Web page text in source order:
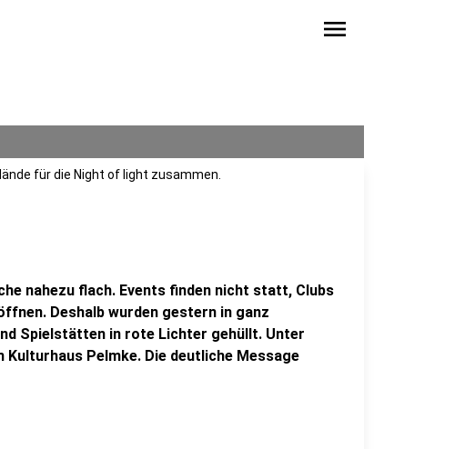
menu
für die Night of light zusammen.
nahezu flach. Events finden nicht statt, Clubs
Deshalb wurden gestern in ganz
Spielstätten in rote Lichter gehüllt. Unter
Kulturhaus Pelmke. Die deutliche Message